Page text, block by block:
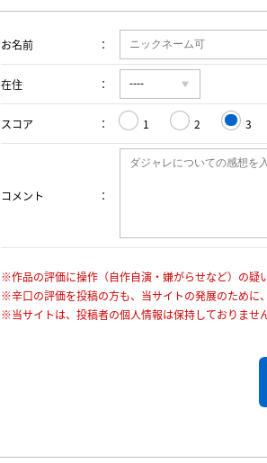
お名前
在住
スコア 1 2 3
コメント
※作品の評価に操作（自作自演・嫌がらせなど）の疑
※辛口の評価を投稿の方も、当サイトの発展のために
※当サイトは、投稿者の個人情報は保持しておりません